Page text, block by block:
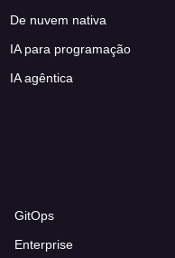
De nuvem nativa
IA para programação
IA agêntica
GitOps
Enterprise